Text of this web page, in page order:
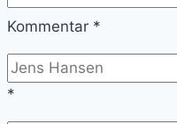
Kommentar *
*